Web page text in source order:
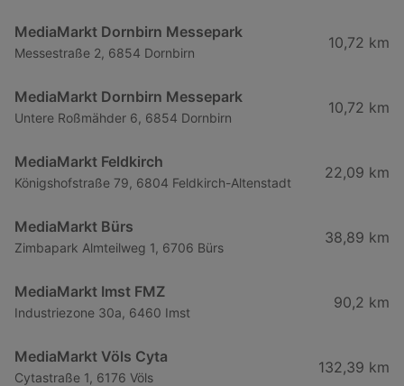
MediaMarkt Dornbirn Messepark
Messestraße 2, 6854 Dornbirn
10,72 km
MediaMarkt Dornbirn Messepark
Untere Roßmähder 6, 6854 Dornbirn
10,72 km
MediaMarkt Feldkirch
Königshofstraße 79, 6804 Feldkirch-Altenstadt
22,09 km
MediaMarkt Bürs
Zimbapark Almteilweg 1, 6706 Bürs
38,89 km
MediaMarkt Imst FMZ
Industriezone 30a, 6460 Imst
90,2 km
MediaMarkt Völs Cyta
Cytastraße 1, 6176 Völs
132,39 km